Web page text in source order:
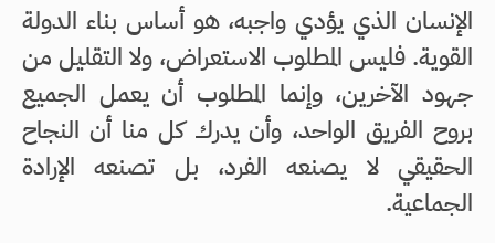
الإنسان الذي يؤدي واجبه، هو أساس بناء الدولة
القوية. فليس المطلوب الاستعراض، ولا التقليل من
جهود الآخرين، وإنما المطلوب أن يعمل الجميع
بروح الفريق الواحد، وأن يدرك كل منا أن النجاح
الحقيقي لا يصنعه الفرد، بل تصنعه الإرادة
الجماعية.